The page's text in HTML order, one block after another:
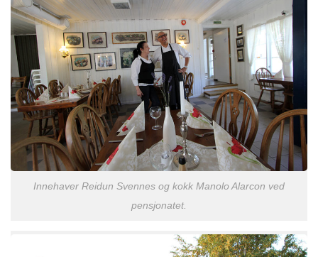
Innehaver Reidun Svennes og kokk Manolo Alarcon ved
pensjonatet.